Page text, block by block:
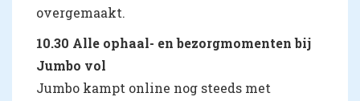
overgemaakt.
10.30 Alle ophaal- en bezorgmomenten bij
Jumbo vol
Jumbo kampt online nog steeds met